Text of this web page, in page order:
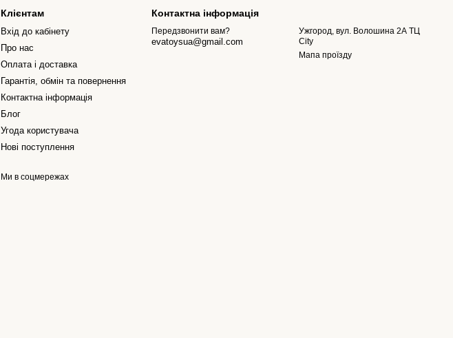
Клієнтам
Вхід до кабінету
Про нас
Оплата і доставка
Гарантія, обмін та повернення
Контактна інформація
Блог
Угода користувача
Нові поступлення
Ми в соцмережах
Контактна інформація
Передзвонити вам?
evatoysua@gmail.com
Ужгород, вул. Волошина 2А ТЦ
City
Мапа проїзду